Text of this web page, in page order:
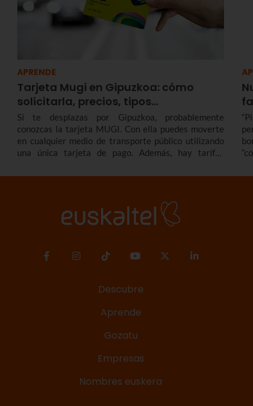
APRENDE
Tarjeta Mugi en Gipuzkoa: cómo
solicitarla, precios, tipos…
Si te desplazas por Gipuzkoa, probablemente
conozcas la tarjeta MUGI. Con ella puedes moverte
en cualquier medio de transporte público utilizando
una única tarjeta de pago. Además, hay tarifas
cómo y dónde solicitarla, qué tipos de tarjeta MUGI
Descubre
Aprende
Gozatu
Empresas
Nombres euskera